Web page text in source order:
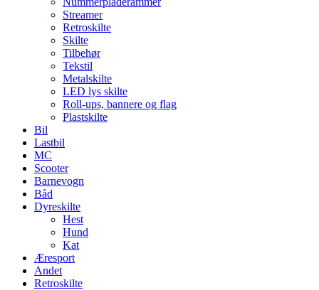
Streamer
Retroskilte
Skilte
Tilbehør
Tekstil
Metalskilte
LED lys skilte
Roll-ups, bannere og flag
Plastskilte
Bil
Lastbil
MC
Scooter
Barnevogn
Båd
Dyreskilte
Hest
Hund
Kat
Æresport
Andet
Retroskilte